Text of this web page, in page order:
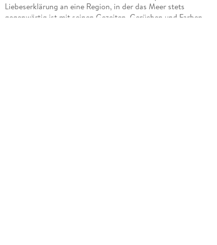
Liebeserklärung an eine Region, in der das Meer stets
gegenwärtig ist mit seinen Gezeiten, Gerüchen und Farben,